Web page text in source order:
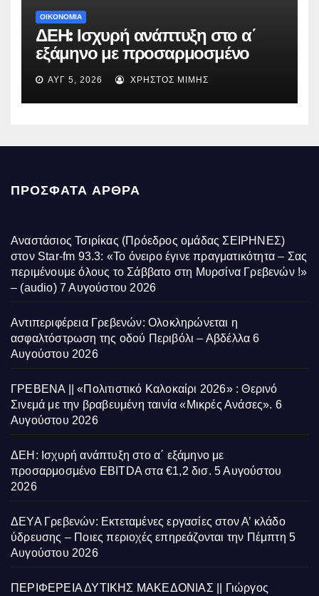
ΟΙΚΟΝΟΜΙΑ
ΔΕΗ: Ισχυρή ανάπτυξη στο α΄
εξάμηνο με προσαρμοσμένο
EBITDA στα €1,2 δισ.
ΑΥΓ 5, 2026 ΧΡΉΣΤΟΣ ΜΊΜΗΣ
ΠΡΌΣΦΑΤΑ ΆΡΘΡΑ
Αναστάσιος Τσιρίκας (Πρόεδρος ομάδας ΣΕΙΡΗΝΕΣ)
στον Star-fm 93.3: «Το όνειρο έγινε πραγματικότητα – Σας
περιμένουμε όλους το Σάββατο στη Μυρσίνα Γρεβενών !»
– (audio) 7 Αυγούστου 2026
Αντιπεριφέρεια Γρεβενών: Ολοκληρώνεται η
ασφαλτόστρωση της οδού Περιβόλι – Αβδέλλα 6
Αυγούστου 2026
ΓΡΕΒΕΝΑ || «Πολιτιστικό Καλοκαίρι 2026» : Θερινό
Σινεμά με την βραβευμένη ταινία «Μικρές Ανάσες». 6
Αυγούστου 2026
ΔΕΗ: Ισχυρή ανάπτυξη στο α΄ εξάμηνο με
προσαρμοσμένο EBITDA στα €1,2 δισ. 5 Αυγούστου
2026
ΔΕΥΑ Γρεβενών: Εκτεταμένες εργασίες στον Α’ κλάδο
ύδρευσης – Ποιες περιοχές επηρεάζονται την Πέμπτη 5
Αυγούστου 2026
ΠΕΡΙΦΕΡΕΙΑ ΔΥΤΙΚΗΣ ΜΑΚΕΔΟΝΙΑΣ || Γιώργος